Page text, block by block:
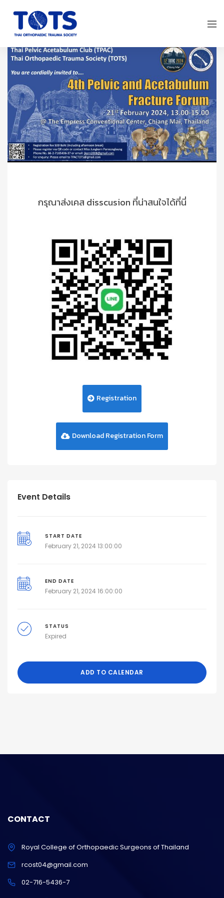
กรุณาส่งเคส disscusion ที่น่าสนใจได้ที่นี่
Registration
Download Registration Form
Event Details
START DATE
February 21, 2024 13:00:00
END DATE
February 21, 2024 16:00:00
STATUS
Expired
ADD TO CALENDAR
CONTACT
Royal College of Orthopaedic Surgeons of Thailand
rcost04@gmail.com
02-716-5436-7